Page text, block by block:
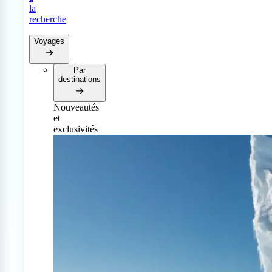
la
recherche
Voyages
Par
destinations
Nouveautés
et
exclusivités